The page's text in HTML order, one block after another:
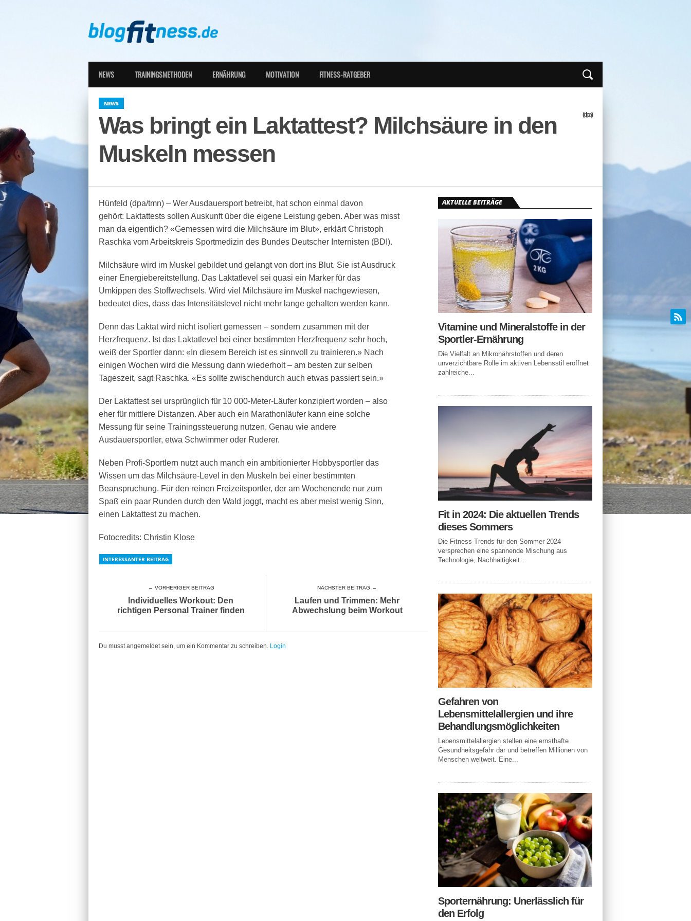
NEWS TRAININGSMETHODEN ERNÄHRUNG MOTIVATION FITNESS-RATGEBER
NEWS
Was bringt ein Laktattest? Milchsäure in den
Muskeln messen
(dpa)
Hünfeld (dpa/tmn) – Wer Ausdauersport betreibt, hat schon einmal davon
gehört: Laktattests sollen Auskunft über die eigene Leistung geben. Aber was misst
man da eigentlich? «Gemessen wird die Milchsäure im Blut», erklärt Christoph
Raschka vom Arbeitskreis Sportmedizin des Bundes Deutscher Internisten (BDI).
Milchsäure wird im Muskel gebildet und gelangt von dort ins Blut. Sie ist Ausdruck
einer Energiebereitstellung. Das Laktatlevel sei quasi ein Marker für das
Umkippen des Stoffwechsels. Wird viel Milchsäure im Muskel nachgewiesen,
bedeutet dies, dass das Intensitätslevel nicht mehr lange gehalten werden kann.
Denn das Laktat wird nicht isoliert gemessen – sondern zusammen mit der
Herzfrequenz. Ist das Laktatlevel bei einer bestimmten Herzfrequenz sehr hoch,
weiß der Sportler dann: «In diesem Bereich ist es sinnvoll zu trainieren.» Nach
einigen Wochen wird die Messung dann wiederholt – am besten zur selben
Tageszeit, sagt Raschka. «Es sollte zwischendurch auch etwas passiert sein.»
Der Laktattest sei ursprünglich für 10 000-Meter-Läufer konzipiert worden – also
eher für mittlere Distanzen. Aber auch ein Marathonläufer kann eine solche
Messung für seine Trainingssteuerung nutzen. Genau wie andere
Ausdauersportler, etwa Schwimmer oder Ruderer.
Neben Profi-Sportlern nutzt auch manch ein ambitionierter Hobbysportler das
Wissen um das Milchsäure-Level in den Muskeln bei einer bestimmten
Beanspruchung. Für den reinen Freizeitsportler, der am Wochenende nur zum
Spaß ein paar Runden durch den Wald joggt, macht es aber meist wenig Sinn,
einen Laktattest zu machen.
Fotocredits: Christin Klose
INTERESSANTER BEITRAG
← VORHERIGER BEITRAG
Individuelles Workout: Den
richtigen Personal Trainer finden
NÄCHSTER BEITRAG →
Laufen und Trimmen: Mehr
Abwechslung beim Workout
Du musst angemeldet sein, um ein Kommentar zu schreiben. Login
AKTUELLE BEITRÄGE
Vitamine und Mineralstoffe in der
Sportler-Ernährung
Die Vielfalt an Mikronährstoffen und deren
unverzichtbare Rolle im aktiven Lebensstil eröffnet
zahlreiche...
Fit in 2024: Die aktuellen Trends
dieses Sommers
Die Fitness-Trends für den Sommer 2024
versprechen eine spannende Mischung aus
Technologie, Nachhaltigkeit...
Gefahren von
Lebensmittelallergien und ihre
Behandlungsmöglichkeiten
Lebensmittelallergien stellen eine ernsthafte
Gesundheitsgefahr dar und betreffen Millionen von
Menschen weltweit. Eine...
Sporternährung: Unerlässlich für
den Erfolg